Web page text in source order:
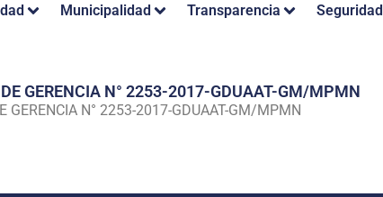
Municipalidad Transparencia Seguridad
DE GERENCIA N° 2253-2017-GDUAAT-GM/MPMN
GERENCIA N° 2253-2017-GDUAAT-GM/MPMN